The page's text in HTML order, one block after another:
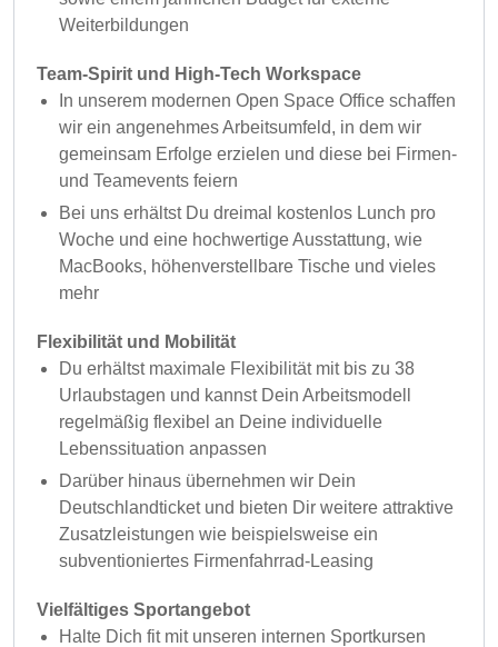
Weiterbildungen
Team-Spirit und High-Tech Workspace
In unserem modernen Open Space Office schaffen
wir ein angenehmes Arbeitsumfeld, in dem wir
gemeinsam Erfolge erzielen und diese bei Firmen-
und Teamevents feiern
Bei uns erhältst Du dreimal kostenlos Lunch pro
Woche und eine hochwertige Ausstattung, wie
MacBooks, höhenverstellbare Tische und vieles
mehr
Flexibilität und Mobilität
Du erhältst maximale Flexibilität mit bis zu 38
Urlaubstagen und kannst Dein Arbeitsmodell
regelmäßig flexibel an Deine individuelle
Lebenssituation anpassen
Darüber hinaus übernehmen wir Dein
Deutschlandticket und bieten Dir weitere attraktive
Zusatzleistungen wie beispielsweise ein
subventioniertes Firmenfahrrad-Leasing
Vielfältiges Sportangebot
Halte Dich fit mit unseren internen Sportkursen